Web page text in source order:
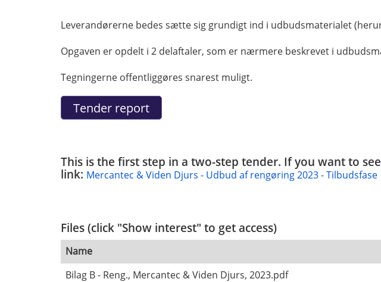
Leverandørerne bedes sætte sig grundigt ind i udbudsmaterialet
Opgaven er opdelt i 2 delaftaler, som er nærmere beskrevet i
Tegningerne offentliggøres snarest muligt.
This is the first step in a two-step tender. If you want to
link: Mercantec & Viden Djurs - Udbud af rengøring 2023 - Tilbudsfase
Files (click "Show interest" to get access)
Name
Bilag B - Reng., Mercantec & Viden Djurs, 2023.pdf